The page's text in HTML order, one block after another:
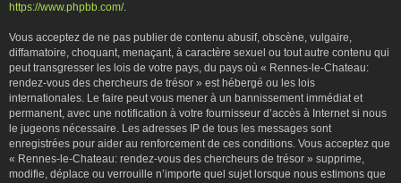
https://www.phpbb.com/.
Vous acceptez de ne pas publier de contenu abusif, obscène, vulgaire,
diffamatoire, choquant, menaçant, à caractère sexuel ou tout autre contenu qui
peut transgresser les lois de votre pays, du pays où « Rennes-le-Chateau:
rendez-vous des chercheurs de trésor » est hébergé ou les lois
internationales. Le faire peut vous mener à un bannissement immédiat et
permanent, avec une notification à votre fournisseur d’accès à Internet si nous
le jugeons nécessaire. Les adresses IP de tous les messages sont
enregistrées pour aider au renforcement de ces conditions. Vous acceptez que
« Rennes-le-Chateau: rendez-vous des chercheurs de trésor » supprime,
modifie, déplace ou verrouille n’importe quel sujet lorsque nous estimons que